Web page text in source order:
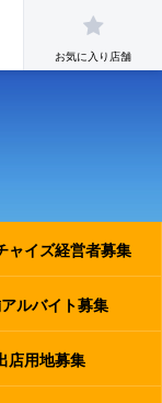
お気に入り店舗
ャイズ経営者募集
ルバイト募集
店用地募集